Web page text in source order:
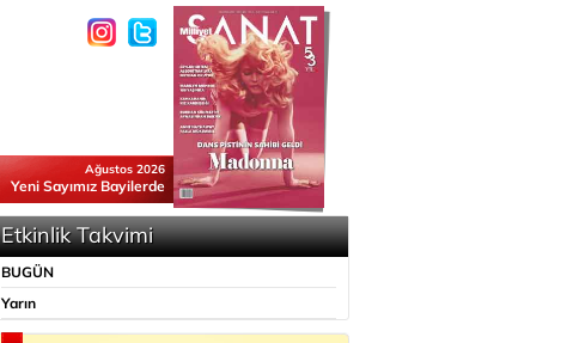
Ağustos 2026
Yeni Sayımız Bayilerde
Etkinlik Takvimi
BUGÜN
Yarın